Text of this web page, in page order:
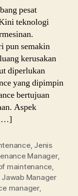
pesat
teknologi
pun semakin
kerusakan
diperlukan
yang dipimpin
bertujuan
Aspek
[…]
, Jenis
Manager,
maintenance,
Manager
manager,